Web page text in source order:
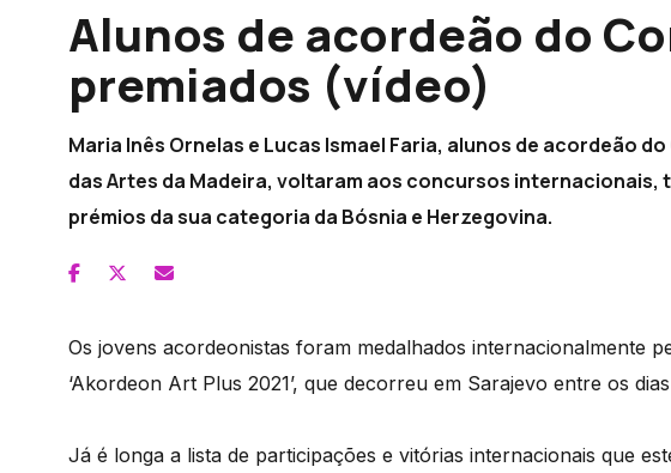
Alunos de acordeão do
premiados (vídeo)
Maria Inês Ornelas e Lucas Ismael Faria, alunos de acordeão
das Artes da Madeira, voltaram aos concursos internacionais,
prémios da sua categoria da Bósnia e Herzegovina.
Os jovens acordeonistas foram medalhados internacionalmente
‘Akordeon Art Plus 2021’, que decorreu em Sarajevo entre os
Já é longa a lista de participações e vitórias internacionais que